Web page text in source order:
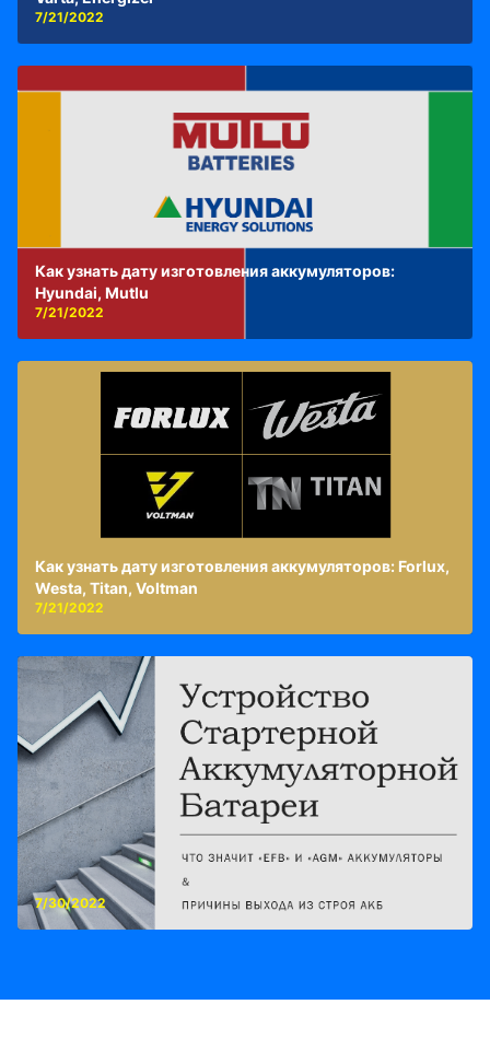
7/21/2022
Как узнать дату изготовления аккумуляторов:
Hyundai, Mutlu
7/21/2022
Как узнать дату изготовления аккумуляторов: Forlux,
Westa, Titan, Voltman
7/21/2022
7/30/2022